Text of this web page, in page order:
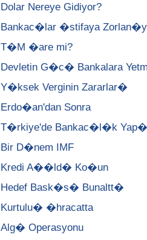
Dolar Nereye Gidiyor?
Bankac�lar �stifaya
T�M �are mi?
Devletin G�c� Bankalara
Y�ksek Verginin Zararlar�
Erdo�an'dan Sonra
T�rkiye'de Bankac�l�k
Bir D�nem IMF
Kredi A��ld� Ko�un
Hedef Bask�s� Bunaltt�
Kurtulu� �hracatta
Alg� Operasyonu